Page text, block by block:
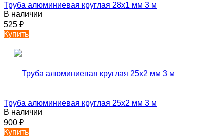
Труба алюминиевая круглая 28х1 мм 3 м
В наличии
525 ₽
Купить
Труба алюминиевая круглая 25х2 мм 3 м
В наличии
900 ₽
Купить